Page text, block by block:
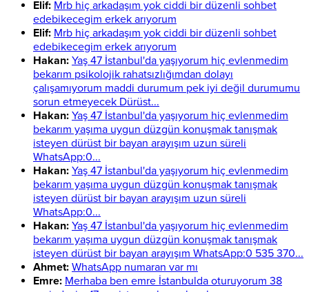
Elif: Mrb hiç arkadaşım yok ciddi bir düzenli sohbet
edebikecegim erkek arıyorum
Elif: Mrb hiç arkadaşım yok ciddi bir düzenli sohbet
edebikecegim erkek arıyorum
Hakan: Yaş 47 İstanbul'da yaşıyorum hiç evlenmedim
bekarım psikolojik rahatsızlığımdan dolayı
çalışamıyorum maddi durumum pek iyi değil durumumu
sorun etmeyecek Dürüst...
Hakan: Yaş 47 İstanbul'da yaşıyorum hiç evlenmedim
bekarım yaşıma uygun düzgün konuşmak tanışmak
isteyen dürüst bir bayan arayışım uzun süreli
WhatsApp:0...
Hakan: Yaş 47 İstanbul'da yaşıyorum hiç evlenmedim
bekarım yaşıma uygun düzgün konuşmak tanışmak
isteyen dürüst bir bayan arayışım uzun süreli
WhatsApp:0...
Hakan: Yaş 47 İstanbul'da yaşıyorum hiç evlenmedim
bekarım yaşıma uygun düzgün konuşmak tanışmak
isteyen dürüst bir bayan arayışım WhatsApp:0 535 370...
Ahmet: WhatsApp numaran var mı
Emre: Merhaba ben emre İstanbulda oturuyorum 38